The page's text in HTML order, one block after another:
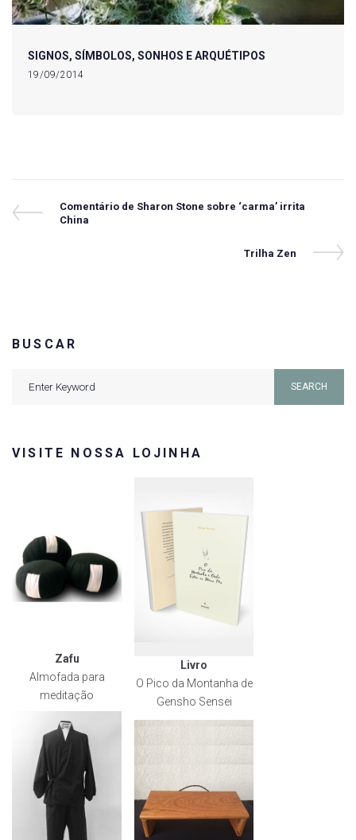
SIGNOS, SÍMBOLOS, SONHOS E ARQUÉTIPOS
19/09/2014
Navegação
Previous
Post
Comentário de Sharon Stone sobre ‘carma’ irrita
China
Next
Trilha Zen
BUSCAR
SEARCH
VISITE NOSSA LOJINHA
Zafu
Almofada para
meditação
Livro
O Pico da Montanha de
Gensho Sensei